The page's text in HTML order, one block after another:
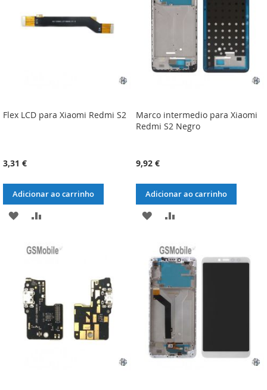
DESEJOS
DESEJOS
Flex LCD para Xiaomi Redmi S2
3,31 €
Adicionar ao carrinho
ADICIONAR
LISTA
DE
DESEJOS
COMPARAÇÃO
Marco intermedio para Xiaomi
Redmi S2 Negro
9,92 €
Adicionar ao carrinho
ADICIONAR
LISTA
DE
DESEJOS
ADICIONAR
COMPARAÇÃO